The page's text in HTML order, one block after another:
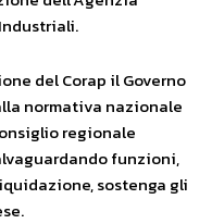
del Corap il Governo
normativa nazionale
regionale
funzioni,
sostenga gli